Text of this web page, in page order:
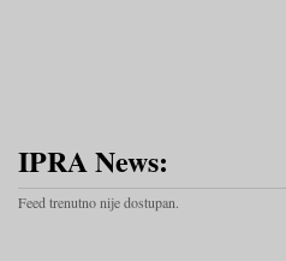
IPRA News:
Feed trenutno nije dostupan.